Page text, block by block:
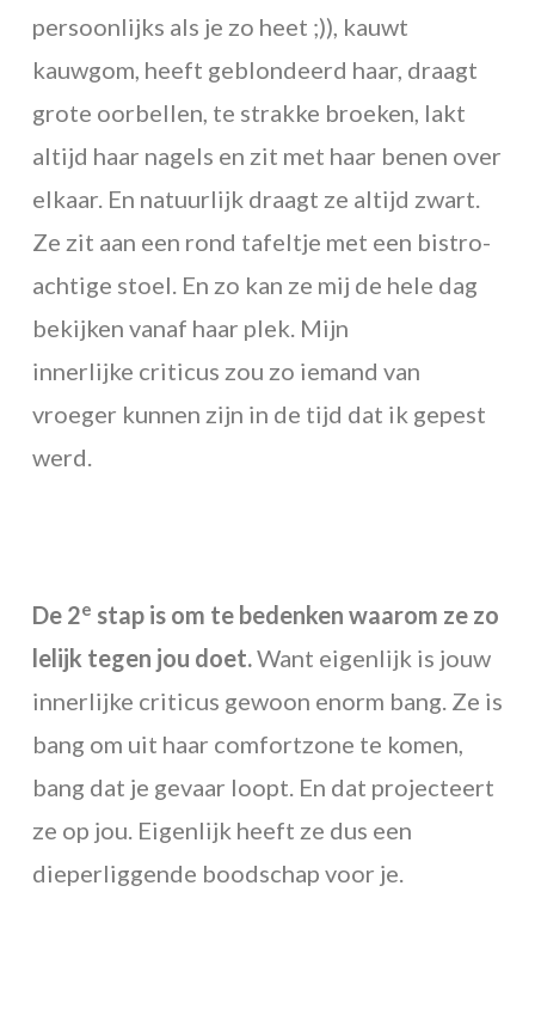
persoonlijks als je zo heet ;)), kauwt
kauwgom, heeft geblondeerd haar, draagt
grote oorbellen, te strakke broeken, lakt
altijd haar nagels en zit met haar benen over
elkaar. En natuurlijk draagt ze altijd zwart.
Ze zit aan een rond tafeltje met een bistro-
achtige stoel. En zo kan ze mij de hele dag
bekijken vanaf haar plek. Mijn
innerlijke criticus zou zo iemand van
vroeger kunnen zijn in de tijd dat ik gepest
werd.
De 2e stap is om te bedenken waarom ze zo
lelijk tegen jou doet.Want eigenlijk is jouw
innerlijke criticus gewoon enorm bang. Ze is
bang om uit haar comfortzone te komen,
bang dat je gevaar loopt. En dat projecteert
ze op jou. Eigenlijk heeft ze dus een
dieperliggende boodschap voor je.